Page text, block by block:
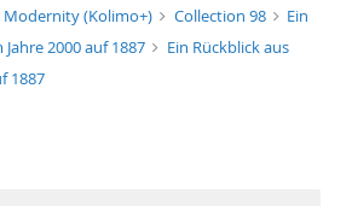
format
(Kolimo+) Collection 98
Ein
2000 auf 1887
Ein Rückblick aus
1887